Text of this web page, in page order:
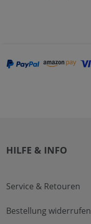
HILFE & INFO
Service & Retouren
Bestellung widerrufen